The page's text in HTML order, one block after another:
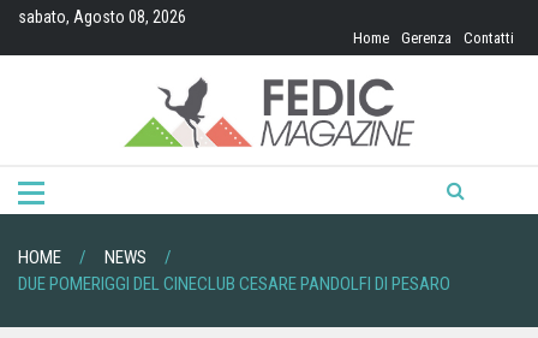
sabato, Agosto 08, 2026
Home Gerenza Contatti
HOME
NEWS
DUE POMERIGGI DEL CINECLUB CESARE PANDOLFI DI PESARO